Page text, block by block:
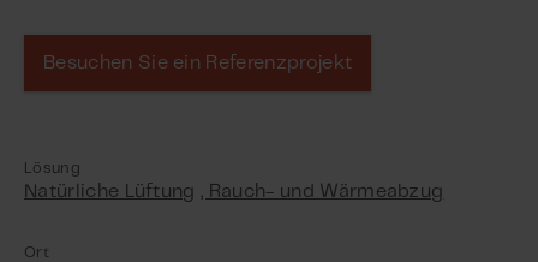
Besuchen Sie ein Referenzprojekt
Lösung
Natürliche Lüftung , Rauch- und Wärmeabzug
Ort